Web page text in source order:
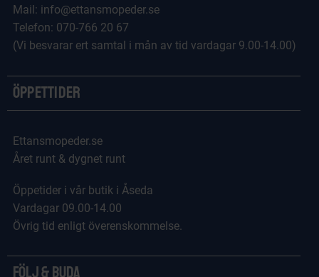
Mail: info@ettansmopeder.se
Telefon: 070-766 20 67
(Vi besvarar ert samtal i mån av tid vardagar 9.00-14.00)
Öppettider
Ettansmopeder.se
Året runt & dygnet runt
Öppetider i vår butik i Åseda
Vardagar 09.00-14.00
Övrig tid enligt överenskommelse.